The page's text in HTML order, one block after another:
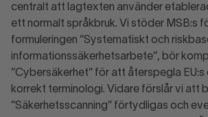
centralt att lagtexten använder
ett normalt språkbruk. Vi stöder MSB:s
formuleringen ”Systematiskt och
informationssäkerhetsarbete”, bör
”Cybersäkerhet” för att återspegla
korrekt terminologi. Vidare förslår vi att
”Säkerhetsscanning” förtydligas och